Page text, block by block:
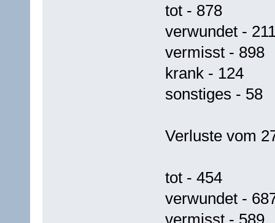
tot - 878
verwundet -
vermisst - 898
krank - 124
sonstiges - 58
Verluste vom
tot - 454
verwundet -
vermisst - 589